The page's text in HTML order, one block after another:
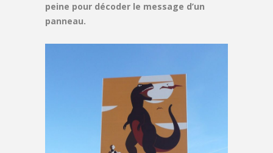
peine pour décoder le message d’un
panneau.